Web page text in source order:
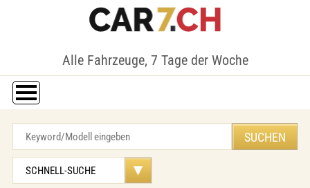
Alle Fahrzeuge, 7 Tage der Woche